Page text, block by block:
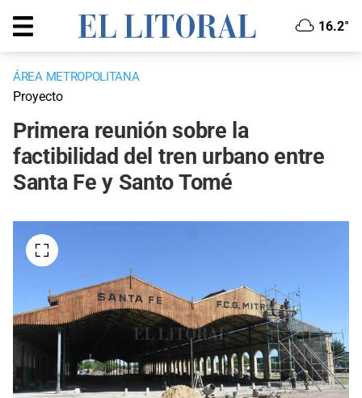
16.2°
ÁREA METROPOLITANA
Proyecto
Primera reunión sobre la
factibilidad del tren urbano entre
Santa Fe y Santo Tomé